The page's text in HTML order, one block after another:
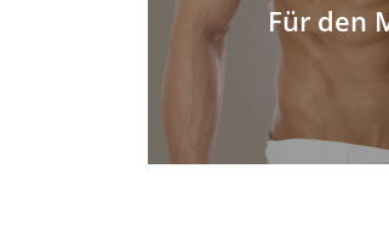
Für den